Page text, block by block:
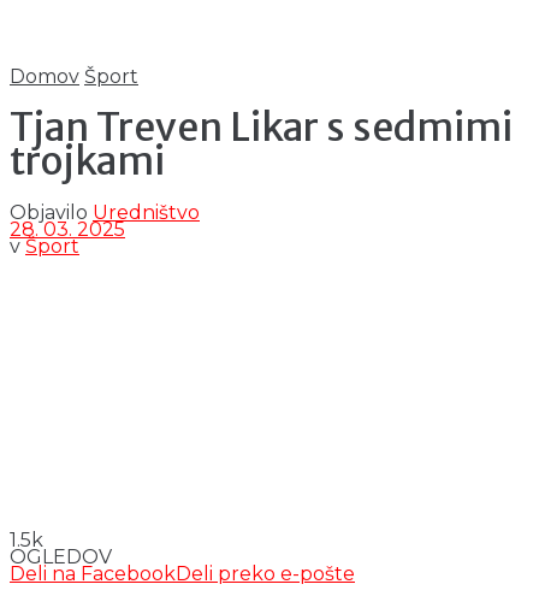
Domov Šport
Tjan Treven Likar s sedmimi
trojkami
Objavilo Uredništvo
28. 03. 2025
v Šport
1.5k
OGLEDOV
Deli na FacebookDeli preko e-pošte